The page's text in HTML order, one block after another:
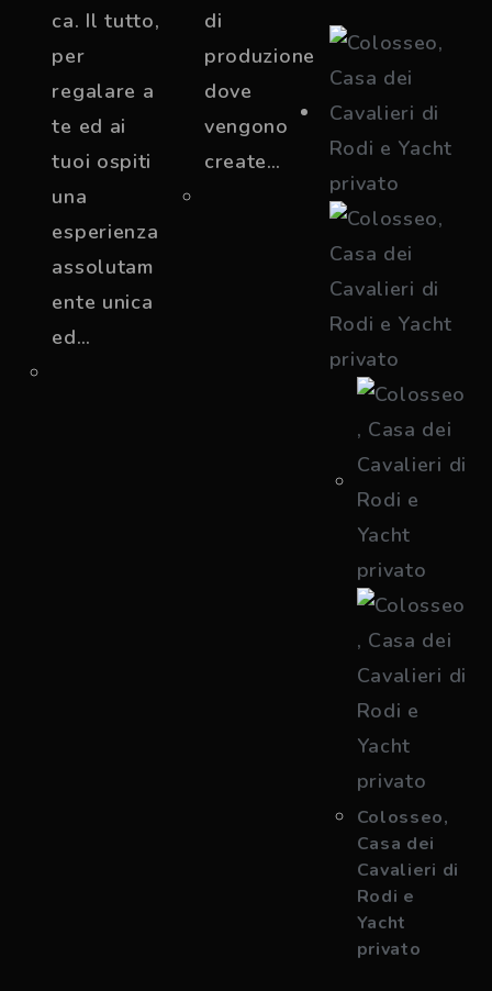
ca. Il tutto,
per
regalare a
te ed ai
tuoi ospiti
una
esperienza
assolutam
ente unica
ed…
di
produzione
dove
vengono
create…
Colosseo,
Casa dei
Cavalieri di
Rodi e
Yacht
privato